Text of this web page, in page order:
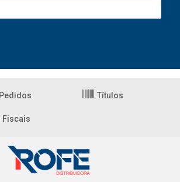
Títulos
Fiscais